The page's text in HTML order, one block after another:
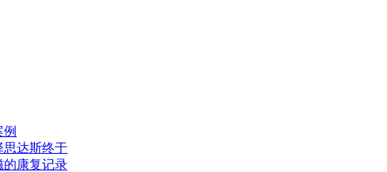
思达斯终于
的康复记录